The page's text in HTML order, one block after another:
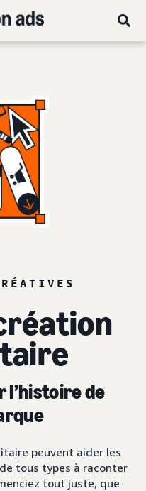
l’histoire de
peuvent aider les
tous types à raconter
tout juste, que